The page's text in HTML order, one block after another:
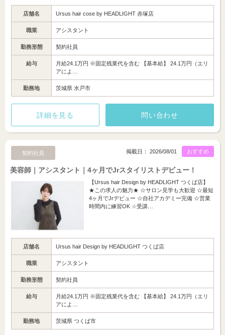
店舗名 Ursus hair cose by HEADLIGHT 赤塚店
職業 アシスタント
勤務形態 契約社員
給与
月給24.1万円 ※固定残業代を含む 【基本給】 24.1万円（エリ
アによ…
勤務地 茨城県 水戸市
詳細を見る 問い合わせ
契約社員 おすすめ
掲載日： 2026/08/01
美容師｜アシスタント｜4ヶ月でJrスタイリストデビュー！
【Ursus hair Design by HEADLIGHT つくば店】
★この求人の魅力★ ☆サロン見学も大歓迎 ☆最短
4ヶ月でJrデビュー ☆自社アカデミー完備 ☆営業
時間内に練習OK ☆受講…
店舗名 Ursus hair Design by HEADLIGHT つくば店
職業 アシスタント
勤務形態 契約社員
給与
月給24.1万円 ※固定残業代を含む 【基本給】 24.1万円（エリ
アによ…
勤務地 茨城県 つくば市